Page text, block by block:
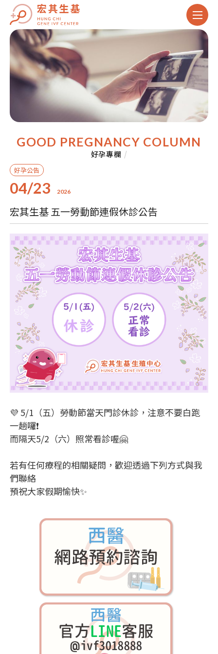
GOOD PREGNANCY COLUMN
好孕專欄 /
好孕公告
04/23 2026
宏其生基 五一勞動節連假休診公告
💜 5/1（五）勞動節當天門診休診，注意不要白跑
一趟囉❗
而隔天5/2（六）照常看診喔🤗
若有任何療程的相關疑問，歡迎透過下列方式與我
們聯絡
預祝大家假期愉快✨